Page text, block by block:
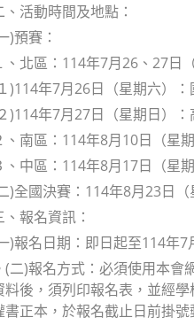
、活動時間及地點：
)預賽：
、北區：114年7月26、27日
)114年7月26日（星期六）：
)114年7月27日（星期日）：
、南區：114年8月10日（星
、中區：114年8月17日（星
)全國決賽：114年8月23日
、報名資訊：
)報名日期：即日起至114年
(二)報名方式：必須使用本
料後，須列印報名表，並經
書正本，於報名截止日前掛